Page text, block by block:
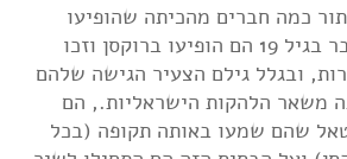
כמה חברים מהכיתה שהופיעו
בחצר בית הספר. כבר בגיל 19 הם הופיעו ברוקסן וזכו
ובגלל גילם הצעיר הגישה שלהם
משאר הלהקות הישראליות., הם
שהם שמעו באותה תקופה (בכל